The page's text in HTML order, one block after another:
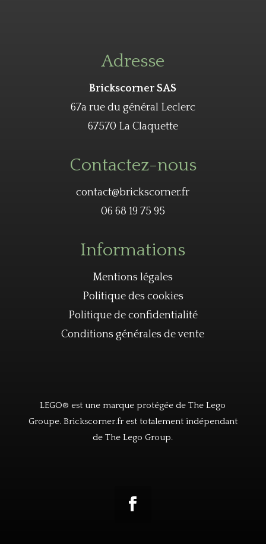
Adresse
Brickscorner SAS
67a rue du général Leclerc
67570 La Claquette
Contactez-nous
contact@brickscorner.fr
06 68 19 75 95
Informations
Mentions légales
Politique des cookies
Politique de confidentialité
Conditions générales de vente
LEGO® est une marque protégée de The Lego
Groupe. Brickscorner.fr est totalement indépendant
de The Lego Group.